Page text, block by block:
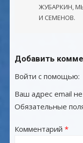
записям
ЖУБАРКИН,
И СЕМЕНОВ.
Добавить
Войти с помощью:
Ваш адрес email
Обязательные
Комментарий *